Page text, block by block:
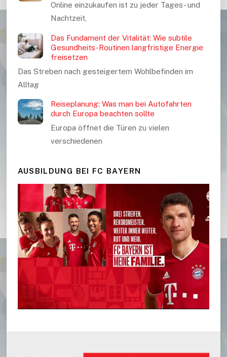
Online einzukaufen ist zu jeder Tages- und
Nachtzeit,
Das Fundament der Vitalität: Wie subtile
Gesundheits-Routinen langfristige Energie
freisetzen
Das Streben nach gesteigertem Wohlbefinden im
Alltag
Reiseplanung: Was man bei Autofahrten
durch Europa beachten sollte
Europa öffnet die Türen zu vielen
verschiedenen
AUSBILDUNG BEI FC BAYERN